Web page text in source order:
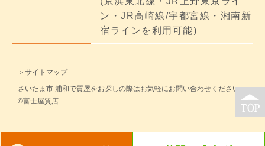
ン・JR高崎線/宇都宮線・湘南新
宿ラインを利用可能)
＞サイトマップ
さいたま市 浦和で質屋をお探しの際はお気軽にお問い合わせください。
©富士屋質店